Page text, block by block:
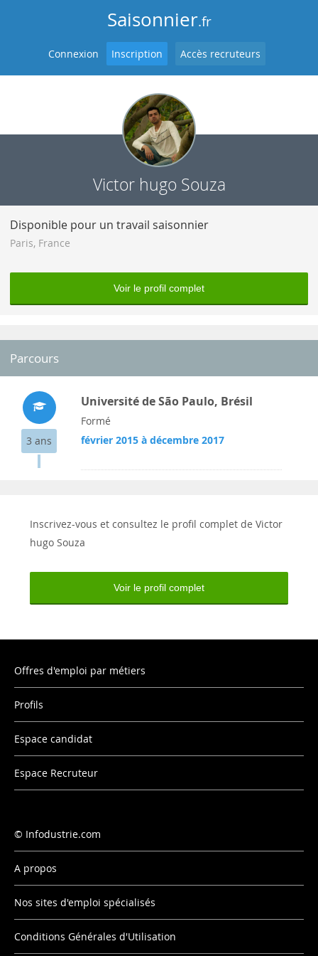
Saisonnier.fr
Connexion Inscription Accès recruteurs
Victor hugo Souza
Disponible pour un travail saisonnier
Paris, France
Voir le profil complet
Parcours
3 ans
Université de São Paulo, Brésil
Formé
février 2015 à décembre 2017
Inscrivez-vous et consultez le profil complet de Victor
hugo Souza
Voir le profil complet
Offres d'emploi par métiers
Profils
Espace candidat
Espace Recruteur
Infodustrie.com
A propos
Nos sites d'emploi spécialisés
Conditions Générales d'Utilisation